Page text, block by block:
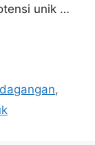
unik …
,